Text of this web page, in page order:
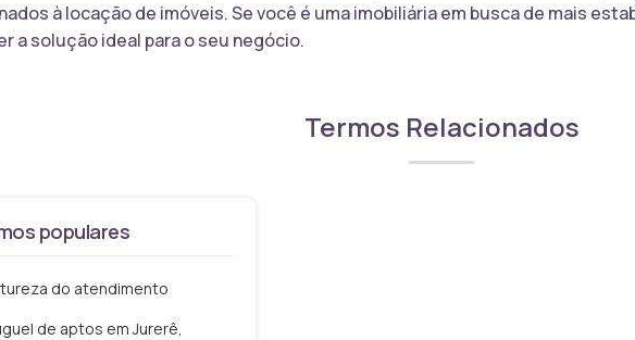
à locação de imóveis. Se você é uma imobiliária em busca de mais
a solução ideal para o seu negócio.
Termos Relacionados
populares
do atendimento
de aptos em Jurerê,